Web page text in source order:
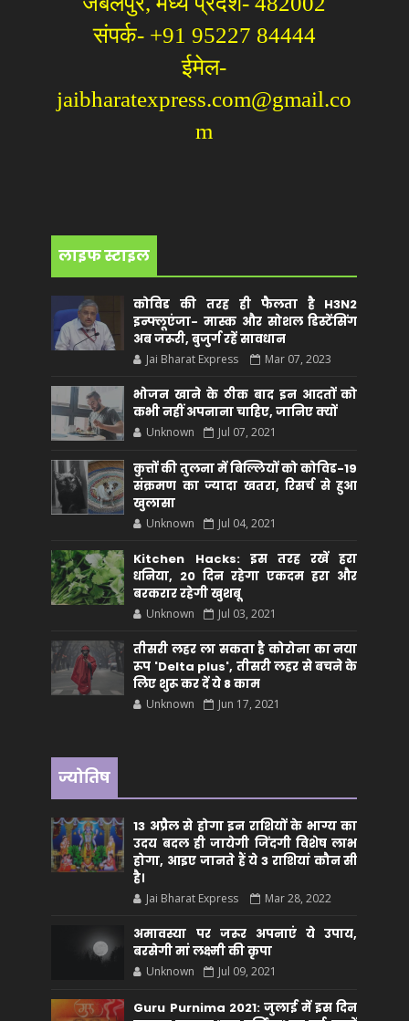
संपर्क- +91 95227 84444
ईमेल-
jaibharatexpress.com@gmail.co
m
लाइफ स्टाइल
कोविड की तरह ही फैलता है H3N2
इन्फ्लूएंजा- मास्क और सोशल डिस्टेंसिंग
अब जरूरी, बुजुर्ग रहें सावधान
Jai Bharat Express Mar 07, 2023
भोजन खाने के ठीक बाद इन आदतों को
कभी नहीं अपनाना चाहिए, जानिए क्यों
Unknown Jul 07, 2021
कुत्तों की तुलना में बिल्लियों को कोविड-19
संक्रमण का ज्यादा खतरा, रिसर्च से हुआ
खुलासा
Unknown Jul 04, 2021
Kitchen Hacks: इस तरह रखें हरा
धनिया, 20 दिन रहेगा एकदम हरा और
बरकरार रहेगी खुशबू
Unknown Jul 03, 2021
तीसरी लहर ला सकता है कोरोना का नया
रूप 'Delta plus', तीसरी लहर से बचने के
लिए शुरू कर दें ये 8 काम
Unknown Jun 17, 2021
ज्योतिष
13 अप्रैल से होगा इन राशियों के भाग्य का
उदय बदल ही जायेगी जिंदगी विशेष लाभ
होगा, आइए जानते हैं ये 3 राशियां कौन सीं
है।
Jai Bharat Express Mar 28, 2022
अमावस्या पर जरूर अपनाएं ये उपाय,
बरसेगी मां लक्ष्मी की कृपा
Unknown Jul 09, 2021
Guru Purnima 2021: जुलाई में इस दिन